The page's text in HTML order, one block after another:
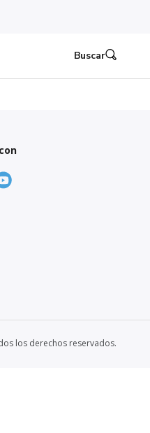
Buscar
los derechos reservados.